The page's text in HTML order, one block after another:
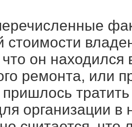
стоимости
что он
ремонта, или
организации